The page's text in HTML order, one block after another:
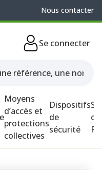
Nous contacter
Se connecter
Moyens
d’accès et
protections
collectives
Dispositifs
de
sécurité